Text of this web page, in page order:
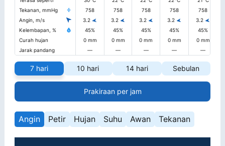
Tekanan, mmHg
758 758 758 758
758
Angin, m/s
3.2 3.2 3.2 3.2 3.2
Kelembapan, %
45% 45% 45% 45%
45%
Curah hujan
0 mm 0 mm 0 mm 0 mm 0 mm
Jarak pandang
— — — — —
7 hari 10 hari 14 hari Sebulan
Prakiraan per jam
Angin Petir Hujan Suhu Awan Tekanan